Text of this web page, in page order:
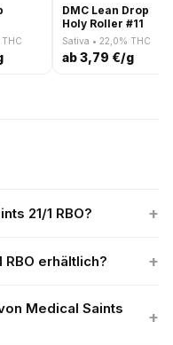
DMC Lean Drop
Holy Roller #11
Sativa • 22,0% THC
ab 3,79 €/g
21/1 RBO? +
RBO erhältlich? +
Medical Saints
+